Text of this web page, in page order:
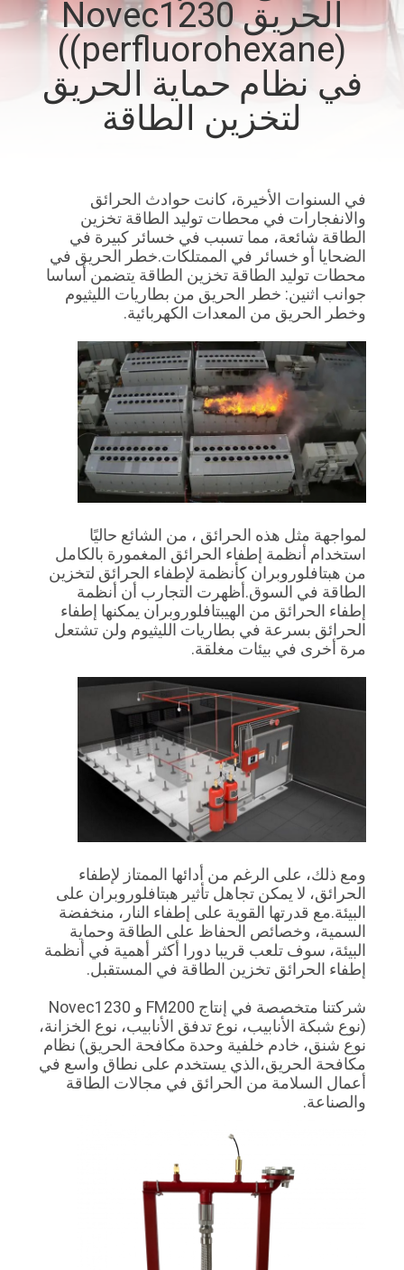
جولة
في
المعمل
تحميل
اطلب
اقتباس
خريطة
PRIVACY
POLICY
الحريق Novec1230
((perfluorohexane)
في نظام حماية الحريق
لتخزين الطاقة
في السنوات الأخيرة، كانت حوادث الحرائق
والانفجارات في محطات توليد الطاقة تخزين
الطاقة شائعة، مما تسبب في خسائر كبيرة في
الضحايا أو خسائر في الممتلكات.خطر الحريق في
محطات توليد الطاقة تخزين الطاقة يتضمن أساسا
جوانب اثنين: خطر الحريق من بطاريات الليثيوم
وخطر الحريق من المعدات الكهربائية.
لمواجهة مثل هذه الحرائق ، من الشائع حاليًا
استخدام أنظمة إطفاء الحرائق المغمورة بالكامل
من هبتافلوروبران كأنظمة لإطفاء الحرائق لتخزين
الطاقة في السوق.أظهرت التجارب أن أنظمة
إطفاء الحرائق من الهيبتافلوروبران يمكنها إطفاء
الحرائق بسرعة في بطاريات الليثيوم ولن تشتعل
مرة أخرى في بيئات مغلقة.
ومع ذلك، على الرغم من أدائها الممتاز لإطفاء
الحرائق، لا يمكن تجاهل تأثير هبتافلوروبران على
البيئة.مع قدرتها القوية على إطفاء النار، منخفضة
السمية، وخصائص الحفاظ على الطاقة وحماية
البيئة، سوف تلعب قريبا دورا أكثر أهمية في أنظمة
إطفاء الحرائق تخزين الطاقة في المستقبل.
شركتنا متخصصة في إنتاج FM200 و Novec1230
(نوع شبكة الأنابيب، نوع تدفق الأنابيب، نوع الخزانة،
نوع شنق، خادم خلفية وحدة مكافحة الحريق) نظام
مكافحة الحريق،الذي يستخدم على نطاق واسع في
أعمال السلامة من الحرائق في مجالات الطاقة
والصناعة.